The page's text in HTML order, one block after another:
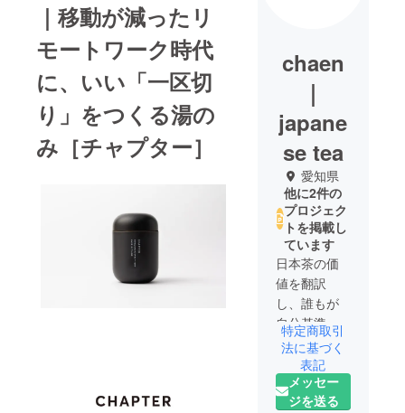
｜移動が減ったリ
モートワーク時代
に、いい「一区切
り」をつくる湯の
み［チャプター］
chaen
｜
japane
se tea
愛知県
他に2件の
プロジェク
トを掲載し
ています
日本茶の価
値を翻訳
し、誰もが
自分基準で
楽しめる文
化をつく
る。
一杯のお茶
特定商取引
法に基づく
表記
メッセー
ジを送る